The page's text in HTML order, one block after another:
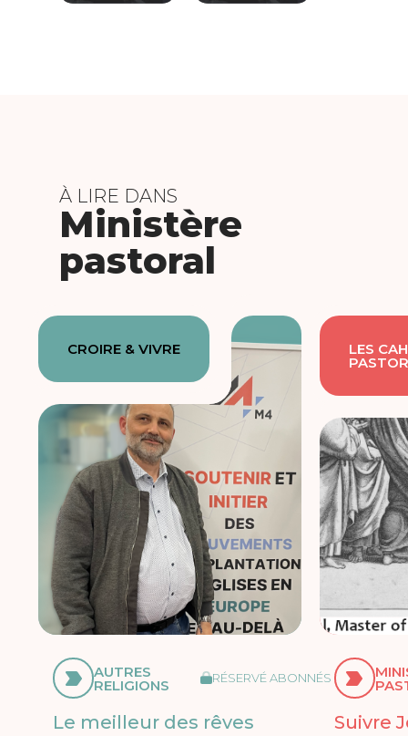
À LIRE DANS
Ministère
pastoral
CROIRE & VIVRE
AUTRES
RELIGIONS RÉSERVÉ ABONNÉS
Le meilleur des rêves
LES
Suivre